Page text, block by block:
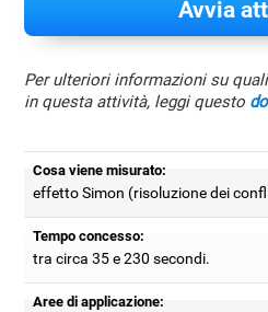
Avvia
Per ulteriori informazioni su
in questa attività, leggi questo
Cosa viene misurato:
effetto Simon (risoluzione dei
Tempo concesso:
tra circa 35 e 230 secondi.
Aree di applicazione: